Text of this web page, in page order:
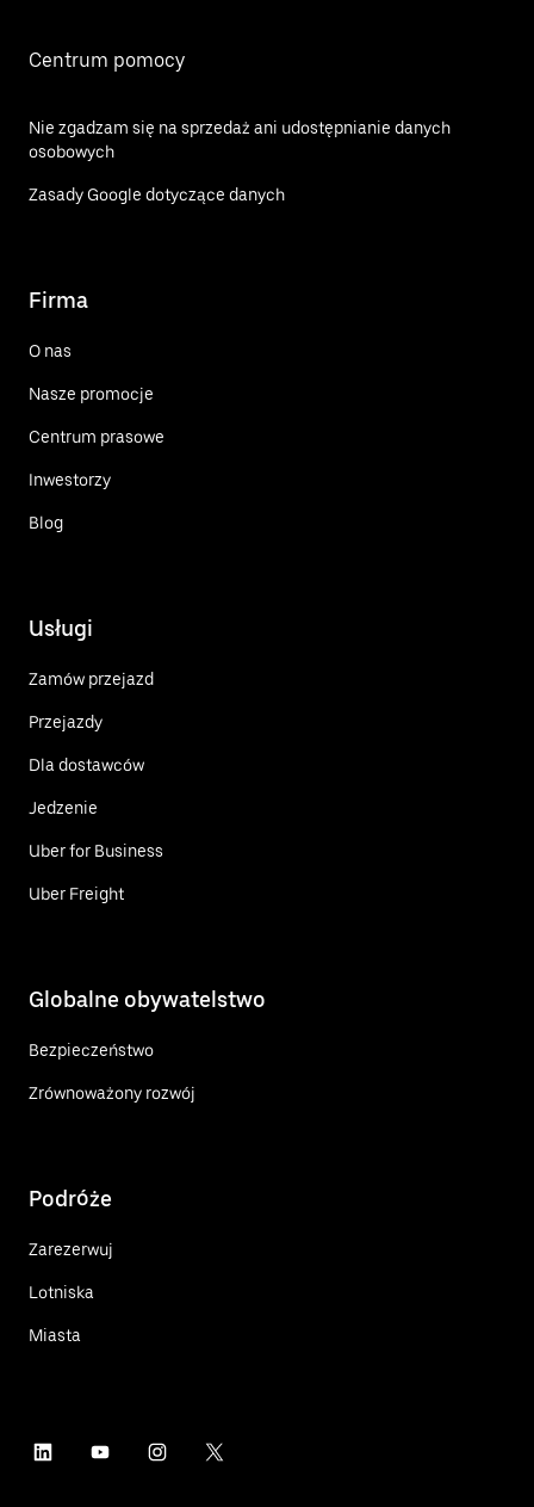
Centrum pomocy
Nie zgadzam się na sprzedaż ani udostępnianie danych
osobowych
Zasady Google dotyczące danych
Firma
O nas
Nasze promocje
Centrum prasowe
Inwestorzy
Blog
Usługi
Zamów przejazd
Przejazdy
Dla dostawców
Jedzenie
Uber for Business
Uber Freight
Globalne obywatelstwo
Bezpieczeństwo
Zrównoważony rozwój
Podróże
Zarezerwuj
Lotniska
Miasta